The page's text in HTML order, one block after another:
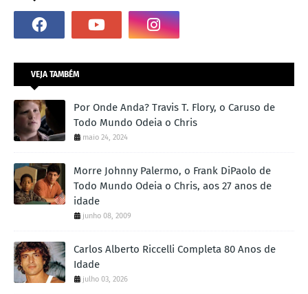
VEJA TAMBÉM
Por Onde Anda? Travis T. Flory, o Caruso de
Todo Mundo Odeia o Chris
maio 24, 2024
Morre Johnny Palermo, o Frank DiPaolo de
Todo Mundo Odeia o Chris, aos 27 anos de
idade
junho 08, 2009
Carlos Alberto Riccelli Completa 80 Anos de
Idade
julho 03, 2026